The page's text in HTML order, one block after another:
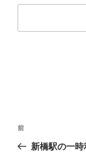
投
前
の
前
新橋駅の一